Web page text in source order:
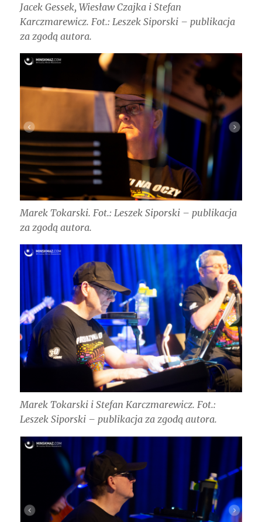
Jacek Gessek, Wiesław Czajka i Stefan
Karczmarewicz. Fot.: Leszek Siporski – publikacja
za zgodą autora.
Marek Tokarski. Fot.: Leszek Siporski – publikacja
za zgodą autora.
Marek Tokarski i Stefan Karczmarewicz. Fot.:
Leszek Siporski – publikacja za zgodą autora.